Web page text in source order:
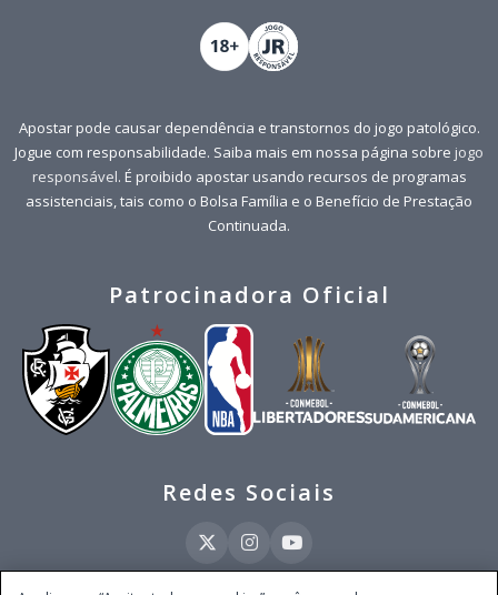
Apostar pode causar dependência e transtornos do jogo patológico.
Jogue com responsabilidade. Saiba mais em nossa página sobre jogo
responsável. É proibido apostar usando recursos de programas
assistenciais, tais como o Bolsa Família e o Benefício de Prestação
Continuada.
Patrocinadora Oficial
Redes Sociais